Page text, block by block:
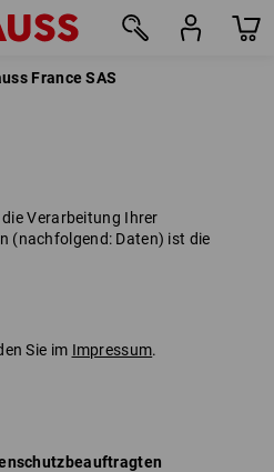
France SAS
Verarbeitung Ihrer
(nachfolgend: Daten) ist die
Sie im Impressum.